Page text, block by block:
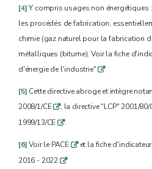
[4]Y compris usages non énergétiques
les procédés de fabrication,
chimie (gaz naturel pour la fabrication
métalliques (bitume). Voir la fiche
d'énergie de l'industrie"q
[5] Cette directive abroge et intègre
2008/1/CEq, la directive "LCP" 2001/80/
1999/13/CEq.
[6]Voir le PACE qet la fiche
2016 - 2022 q